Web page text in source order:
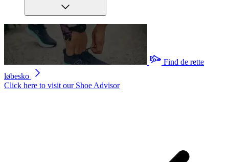
Find de rette
løbesko
Click here to visit our Shoe Advisor